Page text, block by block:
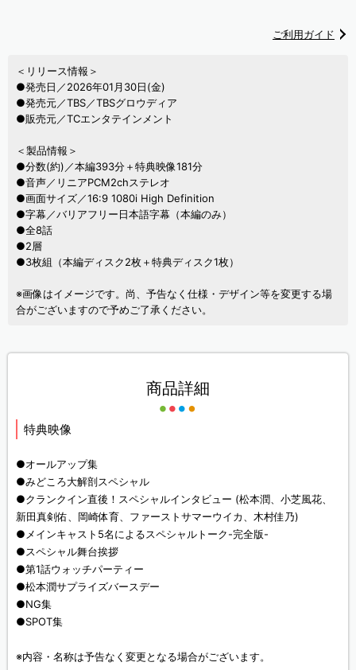
ご利用ガイド
＜リリース情報＞
●発売日／2026年01月30日(金)
●発売元／TBS／TBSグロウディア
●販売元／TCエンタテインメント
＜製品情報＞
●分数(約)／本編393分＋特典映像181分
●音声／リニアPCM2chステレオ
●画面サイズ／16:9 1080i High Definition
●字幕／バリアフリー日本語字幕（本編のみ）
●全8話
●2層
●3枚組（本編ディスク2枚＋特典ディスク1枚）
※画像はイメージです。尚、予告なく仕様・デザイン等を変更する場
合がございますので予めご了承ください。
商品詳細
特典映像
●オールアップ集
●みどころ大解剖スペシャル
●クランクイン直後！スペシャルインタビュー (松本潤、小芝風花、
新田真剣佑、岡崎体育、ファーストサマーウイカ、木村佳乃)
●メインキャスト5名によるスペシャルトーク-完全版-
●スペシャル舞台挨拶
●第1話ウォッチパーティー
●松本潤サプライズバースデー
●NG集
●SPOT集
※内容・名称は予告なく変更となる場合がございます。